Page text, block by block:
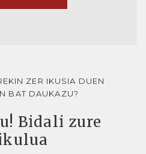
ZER IKUSIA DUEN
BAT DAUKAZU?
Bidali zure